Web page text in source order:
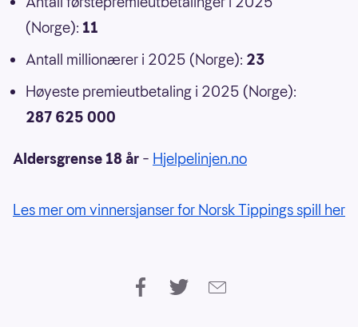
(Norge): 11
Antall millionærer i 2025 (Norge): 23
Høyeste premieutbetaling i 2025 (Norge):
287 625 000
Aldersgrense 18 år – Hjelpelinjen.no
Les mer om vinnersjanser for Norsk Tippings spill her